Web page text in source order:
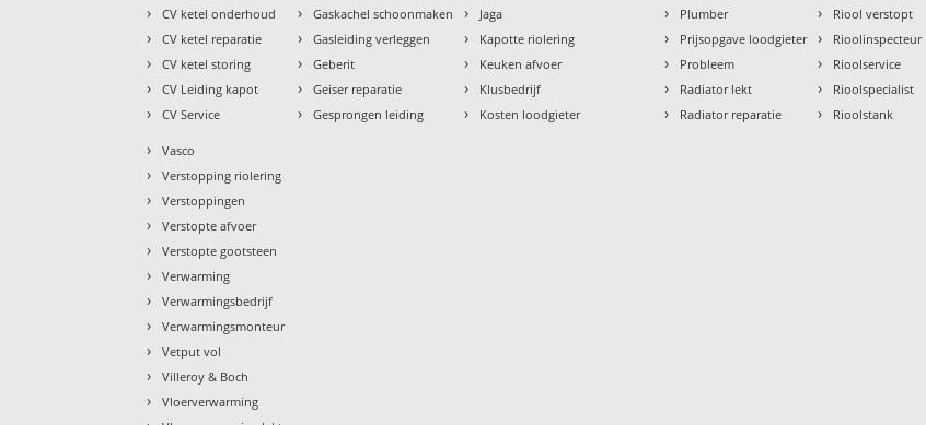
› CV ketel onderhoud
› CV ketel reparatie
› CV ketel storing
› CV Leiding kapot
› CV Service
› Gaskachel schoonmaken
› Gasleiding verleggen
› Geberit
› Geiser reparatie
› Gesprongen leiding
› Jaga
› Kapotte riolering
› Keuken afvoer
› Klusbedrijf
› Kosten loodgieter
› Plumber
› Prijsopgave loodgieter
› Probleem
› Radiator lekt
› Radiator reparatie
› Riool verstopt
› Rioolinspecteur
› Rioolservice
› Rioolspecialist
› Rioolstank
› Vasco
› Verstopping riolering
› Verstoppingen
› Verstopte afvoer
› Verstopte gootsteen
› Verwarming
› Verwarmingsbedrijf
› Verwarmingsmonteur
› Vetput vol
› Villeroy & Boch
› Vloerverwarming